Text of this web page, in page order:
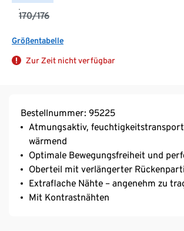
170/176
Größentabelle
Zur Zeit nicht verfügbar
Bestellnummer: 95225
Atmungsaktiv,
wärmend
Optimale Bewegungsfreiheit und
Oberteil mit verlängerter
Extraflache Nähte – angenehm zu
Mit Kontrastnähten